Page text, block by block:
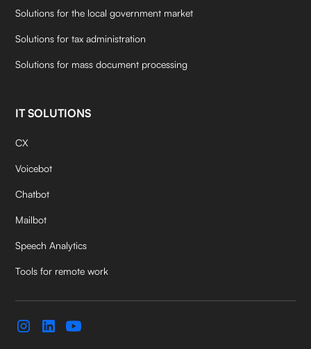
Solutions for the local government market
Solutions for tax administration
Solutions for mass document processing
IT SOLUTIONS
CX
Voicebot
Chatbot
Mailbot
Speech Analytics
Tools for remote work